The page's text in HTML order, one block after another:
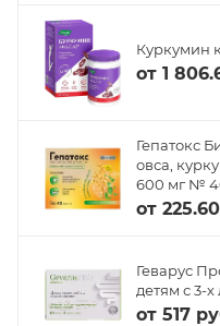
Куркумин
от 1
Гепатокс
овса,
600 мг №
от
Геварус
детям с 3-
от 517